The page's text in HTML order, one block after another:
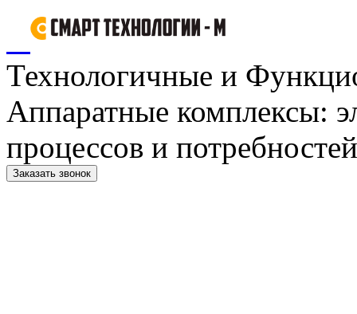
Технологичные и
Аппаратные комплексы:
процессов и
Заказать звонок